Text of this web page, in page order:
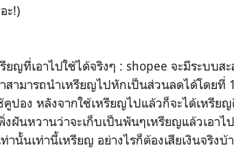
ะ!)
ญที่เอาไปใช้ได้จริงๆ : shopee จะมีระบบส
สามารถนำเหรียญไปหักเป็นส่วนลดได้โดยที่
คูปอง หลังจากใช้เหรียญไปแล้วก็จะได้เหรีย
ฝันหวานว่าจะเก็บเป็นพันๆเหรียญแล้วเอาไ
ท่านั้นเท่านี้เหรียญ อย่างไรก็ต้องเสียเงินจริ